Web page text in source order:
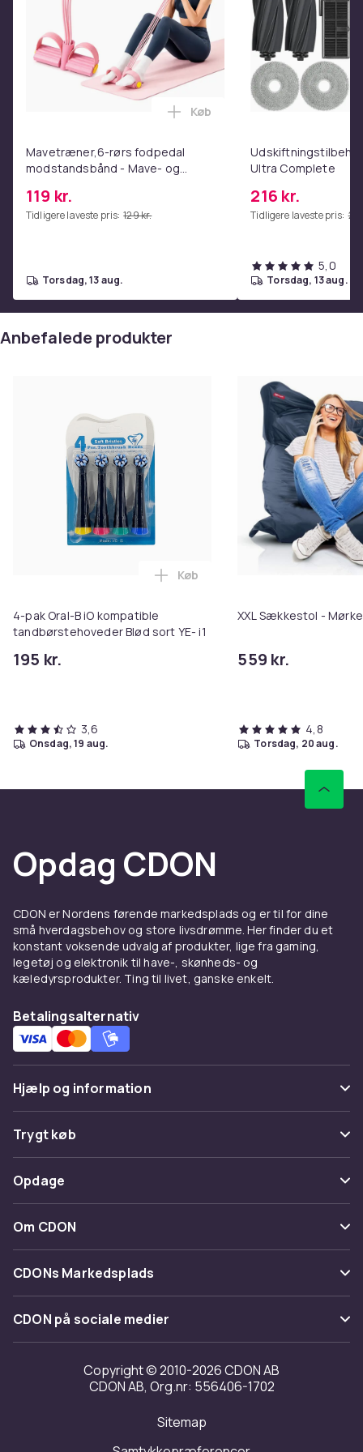
Mavetræner,6-rørs fodpedal
modstandsbånd - Mave- og
hjemmetræningscenter Pink
119 kr.
Tidligere laveste pris: 129 kr.
Læg Mavetræner,6-rørs
Køb
torsdag, 13 aug.
Ultra Complete
216 kr.
Tidligere laveste pris:
5,0
torsdag, 13 aug.
Anbefalede produkter
4-pak Oral-B iO kompatible
tandbørstehoveder Blød sort YE- i1
195 kr.
Læg 4-pak Oral-B iO
Køb
3,6
onsdag, 19 aug.
XXL Sækkestol -
559 kr.
4,8
torsdag, 20 aug.
Opdag CDON
CDON er Nordens førende markedsplads og er til for dine
små hverdagsbehov og store livsdrømme. Her finder du et
konstant voksende udvalg af produkter, lige fra gaming,
legetøj og elektronik til have-, skønheds- og
kæledyrsprodukter. Ting til livet, ganske enkelt.
Betalingsalternativ
Hjælp og information
Ofte stillede spørgsmål
Spor pakke
Fortryd & returner her
Kontakt os
Trygt køb
Betaling
Levering
Tilbagekaldelser
Opdage
Kategorier
Maerke
Om CDON
Om os
Kundeanmeldelser
Arbejd på CDON
Investor relations
Tilgængelighed
CDONs Markedsplads
Merchant Help Center
CDON på sociale medier
Copyright © 2010-2026 CDON AB
CDON AB, Org.nr: 556406-1702
Sitemap